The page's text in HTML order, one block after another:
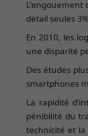
détail seules
En 2010, les
une disparité
Des études
smartphones
La rapidité
pénibilité du
technicité et la